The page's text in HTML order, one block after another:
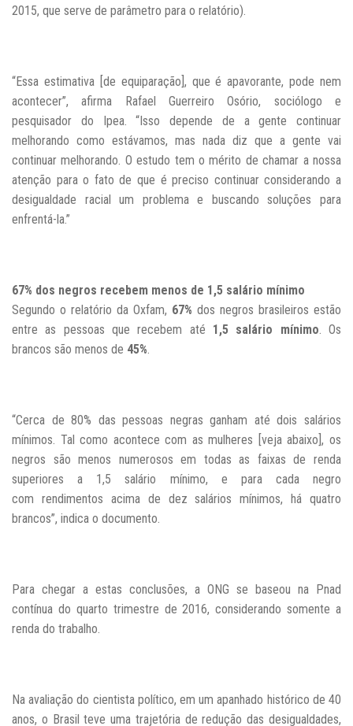
2015, que serve de parâmetro para o relatório).
“Essa estimativa [de equiparação], que é apavorante, pode nem
acontecer”, afirma Rafael Guerreiro Osório, sociólogo e
pesquisador do Ipea. “Isso depende de a gente continuar
melhorando como estávamos, mas nada diz que a gente vai
continuar melhorando. O estudo tem o mérito de chamar a nossa
atenção para o fato de que é preciso continuar considerando a
desigualdade racial um problema e buscando soluções para
enfrentá-la.”
67% dos negros recebem menos de 1,5 salário mínimo
Segundo o relatório da Oxfam, 67% dos negros brasileiros estão
entre as pessoas que recebem até 1,5 salário mínimo. Os
brancos são menos de 45%.
“Cerca de 80% das pessoas negras ganham até dois salários
mínimos. Tal como acontece com as mulheres [veja abaixo], os
negros são menos numerosos em todas as faixas de renda
superiores a 1,5 salário mínimo, e para cada negro
com rendimentos acima de dez salários mínimos, há quatro
brancos”, indica o documento.
Para chegar a estas conclusões, a ONG se baseou na Pnad
contínua do quarto trimestre de 2016, considerando somente a
renda do trabalho.
Na avaliação do cientista político, em um apanhado histórico de 40
anos, o Brasil teve uma trajetória de redução das desigualdades,